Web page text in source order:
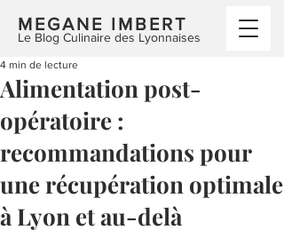
MEGANE IMBERT
Le Blog Culinaire des Lyonnaises
Alimentation post-
opératoire :
recommandations pour
une récupération optimale
à Lyon et au-delà
4 min de lecture